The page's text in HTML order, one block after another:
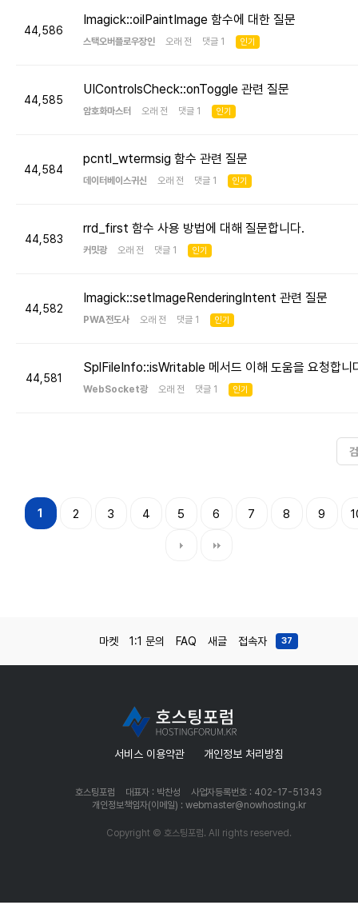
44,586
Imagick::oilPaintImage 함수에 대한 질문
스택오버플로우장인 오래 전 댓글 1 인기
44,585
UIControlsCheck::onToggle 관련 질문
암호화마스터 오래 전 댓글 1 인기
44,584
pcntl_wtermsig 함수 관련 질문
데이터베이스귀신 오래 전 댓글 1 인기
44,583
rrd_first 함수 사용 방법에 대해 질문합니다.
커밋광 오래 전 댓글 1 인기
44,582
Imagick::setImageRenderingIntent 관련 질문
PWA전도사 오래 전 댓글 1 인기
44,581
SplFileInfo::isWritable 메서드 이해 도움을 요청합니
WebSocket광 오래 전 댓글 1 인기
1 2 3 4 5 6 7 8 9
마켓 1:1 문의 FAQ 새글 접속자 37
서비스 이용약관 개인정보 처리방침
호스팅포럼 대표자 : 박찬성
사업자등록번호 : 402-17-51343
개인정보책임자(이메일) : webmaster@nowhosting.kr
Copyright © 호스팅포럼. All rights reserved.